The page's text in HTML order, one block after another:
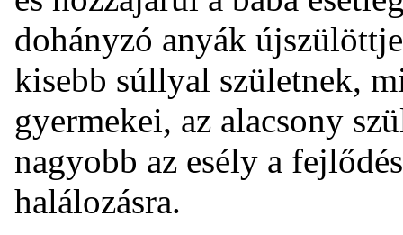
dohányzó anyák
kisebb súllyal születnek,
gyermekei, az alacsony
nagyobb az esély a
halálozásra.